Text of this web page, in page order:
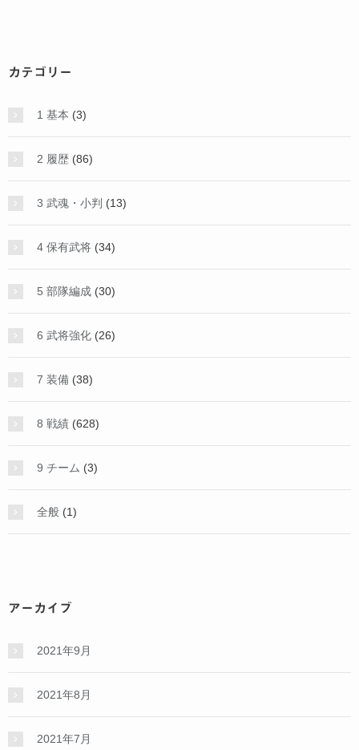
カテゴリー
1 基本 (3)
2 履歴 (86)
3 武魂・小判 (13)
4 保有武将 (34)
5 部隊編成 (30)
6 武将強化 (26)
7 装備 (38)
8 戦績 (628)
9 チーム (3)
全般 (1)
アーカイブ
2021年9月
2021年8月
2021年7月